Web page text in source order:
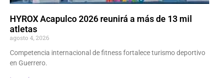
HYROX Acapulco 2026 reunirá a más de 13 mil
atletas
agosto 4, 2026
Competencia internacional de fitness fortalece turismo deportivo
en Guerrero.